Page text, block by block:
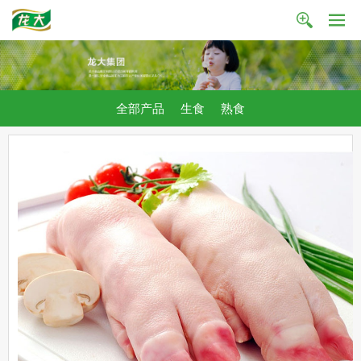
全部产品 生食 熟食